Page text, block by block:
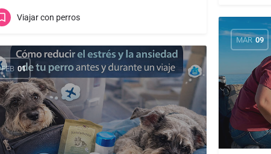
Viajar con perros
MAR 09
FEB 01